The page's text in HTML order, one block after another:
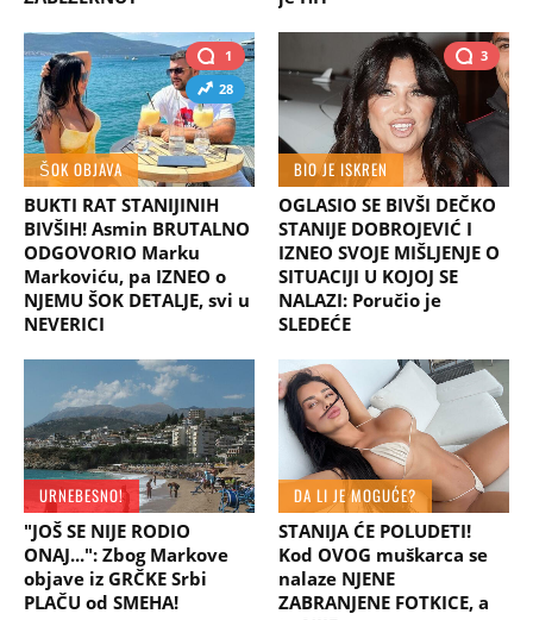
1
28
ŠOK OBJAVA
BUKTI RAT STANIJINIH
BIVŠIH! Asmin BRUTALNO
ODGOVORIO Marku
Markoviću, pa IZNEO o
NJEMU ŠOK DETALJE, svi u
NEVERICI
3
BIO JE ISKREN
OGLASIO SE BIVŠI DEČKO
STANIJE DOBROJEVIĆ I
IZNEO SVOJE MIŠLJENJE O
SITUACIJI U KOJOJ SE
NALAZI: Poručio je
SLEDEĆE
URNEBESNO!
"JOŠ SE NIJE RODIO
ONAJ...": Zbog Markove
objave iz GRČKE Srbi
PLAČU od SMEHA!
DA LI JE MOGUĆE?
STANIJA ĆE POLUDETI!
Kod OVOG muškarca se
nalaze NJENE
ZABRANJENE FOTKICE, a